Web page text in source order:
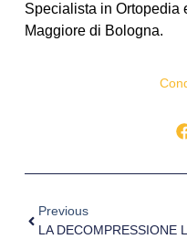
Specialista in Ortopedia
Maggiore di Bologna.
Previous